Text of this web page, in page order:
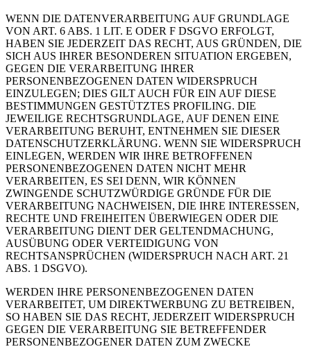
WENN DIE DATENVERARBEITUNG AUF GRUNDLAGE
VON ART. 6 ABS. 1 LIT. E ODER F DSGVO ERFOLGT,
HABEN SIE JEDERZEIT DAS RECHT, AUS GRÜNDEN, DIE
SICH AUS IHRER BESONDEREN SITUATION ERGEBEN,
GEGEN DIE VERARBEITUNG IHRER
PERSONENBEZOGENEN DATEN WIDERSPRUCH
EINZULEGEN; DIES GILT AUCH FÜR EIN AUF DIESE
BESTIMMUNGEN GESTÜTZTES PROFILING. DIE
JEWEILIGE RECHTSGRUNDLAGE, AUF DENEN EINE
VERARBEITUNG BERUHT, ENTNEHMEN SIE DIESER
DATENSCHUTZERKLÄRUNG. WENN SIE WIDERSPRUCH
EINLEGEN, WERDEN WIR IHRE BETROFFENEN
PERSONENBEZOGENEN DATEN NICHT MEHR
VERARBEITEN, ES SEI DENN, WIR KÖNNEN
ZWINGENDE SCHUTZWÜRDIGE GRÜNDE FÜR DIE
VERARBEITUNG NACHWEISEN, DIE IHRE INTERESSEN,
RECHTE UND FREIHEITEN ÜBERWIEGEN ODER DIE
VERARBEITUNG DIENT DER GELTENDMACHUNG,
AUSÜBUNG ODER VERTEIDIGUNG VON
RECHTSANSPRÜCHEN (WIDERSPRUCH NACH ART. 21
ABS. 1 DSGVO).
WERDEN IHRE PERSONENBEZOGENEN DATEN
VERARBEITET, UM DIREKTWERBUNG ZU BETREIBEN,
SO HABEN SIE DAS RECHT, JEDERZEIT WIDERSPRUCH
GEGEN DIE VERARBEITUNG SIE BETREFFENDER
PERSONENBEZOGENER DATEN ZUM ZWECKE